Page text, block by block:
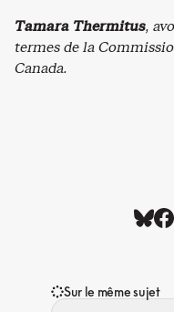
Tamara Thermitus,
termes de la
Canada.
Sur le même sujet